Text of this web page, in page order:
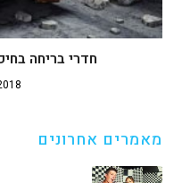
חדרי בריחה
מאמרים אחרונים